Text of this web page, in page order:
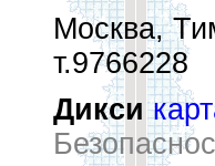
Москва,
т.9766228
Дикси